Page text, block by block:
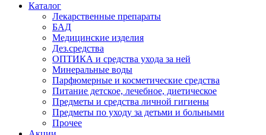
Каталог
Лекарственные препараты
БАД
Медицинские изделия
Дез.средства
ОПТИКА и средства ухода за ней
Минеральные воды
Парфюмерные и косметические средства
Питание детское, лечебное, диетическое
Предметы и средства личной гигиены
Предметы по уходу за детьми и больными
Прочее